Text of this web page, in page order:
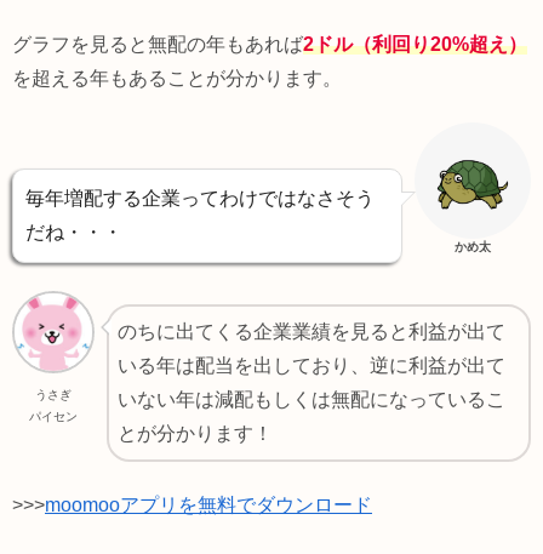
グラフを見ると無配の年もあれば2ドル（利回り20%超え）
を超える年もあることが分かります。
毎年増配する企業ってわけではなさそう
だね・・・
かめ太
うさぎ
パイセン
のちに出てくる企業業績を見ると利益が出て
いる年は配当を出しており、逆に利益が出て
いない年は減配もしくは無配になっているこ
とが分かります！
>>>moomooアプリを無料でダウンロード